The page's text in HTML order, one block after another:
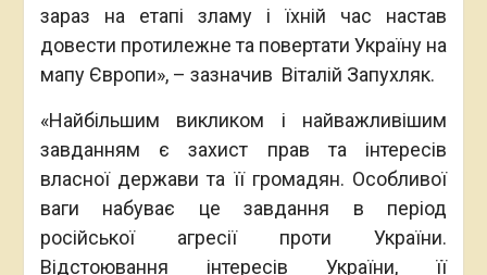
зараз на етапі зламу і їхній час настав
довести протилежне та повертати Україну на
мапу Європи», – зазначив Віталій Запухляк.
«Найбільшим викликом і найважливішим
завданням є захист прав та інтересів
власної держави та її громадян. Особливої
ваги набуває це завдання в період
російської агресії проти України.
Відстоювання інтересів України, її